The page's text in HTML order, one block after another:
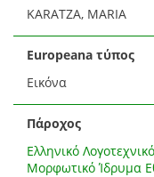
KARATZA, MARIA
Europeana τύπος
Εικόνα
Πάροχος
Ελληνικό
Μορφωτικό Ίδρυμα